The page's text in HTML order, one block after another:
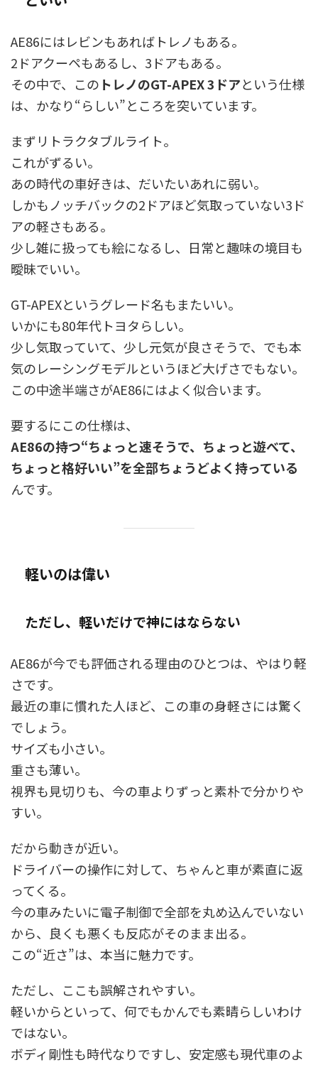
AE86にはレビンもあればトレノもある。
2ドアクーペもあるし、3ドアもある。
その中で、この トレノのGT-APEX 3ドアという仕様
は、かなり“らしい”ところを突いています。
まずリトラクタブルライト。
これがずるい。
あの時代の車好きは、だいたいあれに弱い。
しかもノッチバックの2ドアほど気取っていない3ド
アの軽さもある。
少し雑に扱っても絵になるし、日常と趣味の境目も
曖昧でいい。
GT-APEXというグレード名もまたいい。
いかにも80年代トヨタらしい。
少し気取っていて、少し元気が良さそうで、でも本
気のレーシングモデルというほど大げさでもない。
この中途半端さがAE86にはよく似合います。
要するにこの仕様は、
AE86の持つ“ちょっと速そうで、ちょっと遊べて、
ちょっと格好いい”を全部ちょうどよく持っている
んです。
軽いのは偉い
ただし、軽いだけで神にはならない
AE86が今でも評価される理由のひとつは、やはり軽
さです。
最近の車に慣れた人ほど、この車の身軽さには驚く
でしょう。
サイズも小さい。
重さも薄い。
視界も見切りも、今の車よりずっと素朴で分かりや
すい。
だから動きが近い。
ドライバーの操作に対して、ちゃんと車が素直に返
ってくる。
今の車みたいに電子制御で全部を丸め込んでいない
から、良くも悪くも反応がそのまま出る。
この“近さ”は、本当に魅力です。
ただし、ここも誤解されやすい。
軽いからといって、何でもかんでも素晴らしいわけ
ではない。
ボディ剛性も時代なりですし、安定感も現代車のよ